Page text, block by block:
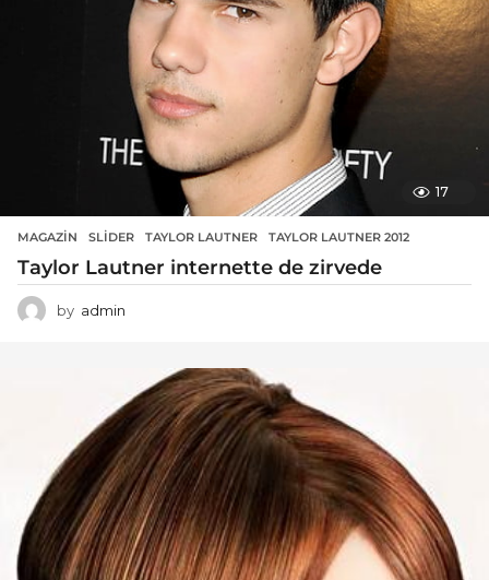
17
MAGAZIN SLIDER ,TAYLOR LAUTNER ,TAYLOR LAUTNER 2012
Taylor Lautner internette de zirvede
by admin